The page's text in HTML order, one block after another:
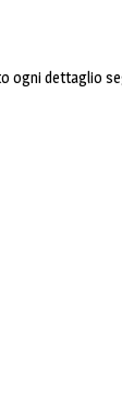
ogni dettaglio